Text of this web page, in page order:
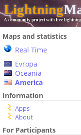
Lightning
A community project with free
Maps and statistics
Real Time
Evropa
Oceania
America
Information
Apps
About
For Participants